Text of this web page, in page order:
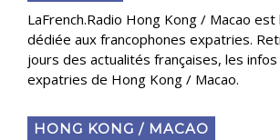
LaFrench.Radio Hong Kong / Macao est
dédiée aux francophones expatries.
jours des actualités françaises, les
expatries de Hong Kong / Macao.
HONG KONG / MACAO